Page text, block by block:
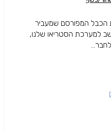
הכבל המפורסם שמעביר
למערכת הסטריאו שלנו,